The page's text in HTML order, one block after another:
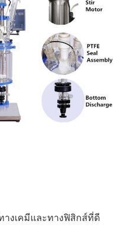
างเคมีและทางฟิสิกส์ที่ดี